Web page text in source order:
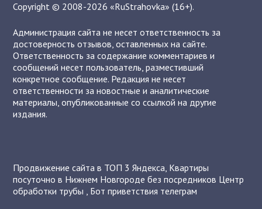
Copyright © 2008-2026 «RuStrahovka» (16+).
Администрация сайта не несет ответственность за
достоверность отзывов, оставленных на сайте.
Ответственность за содержание комментариев и
сообщений несет пользователь, разместивший
конкретное сообщение. Редакция не несет
ответственности за новостные и аналитические
материалы, опубликованные со ссылкой на другие
издания.
Продвижение сайта в ТОП 3 Яндекса, Квартиры
посуточно в Нижнем Новгороде без посредников Центр
обработки трубы , Бот приветствия телеграм